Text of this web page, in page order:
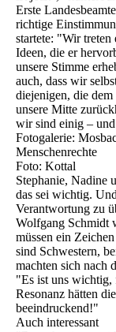
Erste
richtige
startete: "Wir treten
Ideen, die er
unsere Stimme
auch, dass wir
diejenigen, die
unsere Mitte
wir sind einig –
Fotogalerie:
Menschenrechte
Foto: Kottal
Stephanie, Nadine
das sei wichtig.
Verantwortung zu
Wolfgang Schmidt
müssen ein
sind Schwestern,
machten sich nach
"Es ist uns wichtig,
Resonanz hätten
beeindruckend!"
Auch interessant